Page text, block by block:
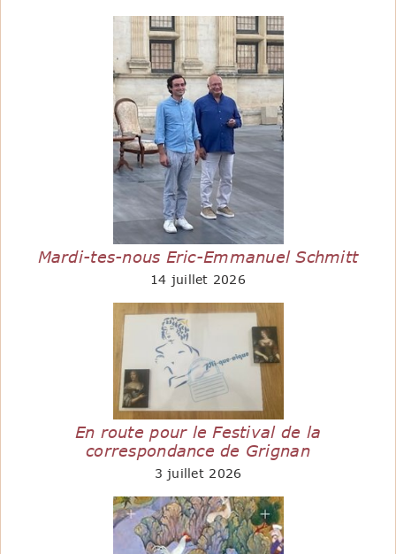
Mardi-tes-nous Eric-Emmanuel Schmitt
14 juillet 2026
En route pour le Festival de la
correspondance de Grignan
3 juillet 2026